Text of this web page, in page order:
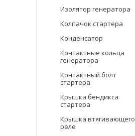
Изолятор генератора
Колпачок стартера
Конденсатор
Контактные кольца
генератора
Контактный болт
стартера
Крышка бендикса
стартера
Крышка втягивающего
реле